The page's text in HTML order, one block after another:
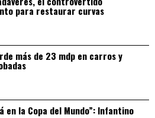
para restaurar curvas
más de 23 mdp en carros y
en la Copa del Mundo”: Infantino